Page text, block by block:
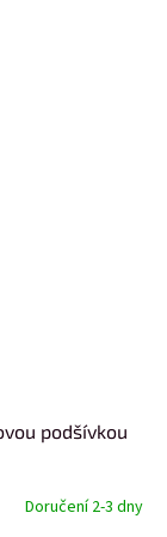
podšívkou
Doručení 2-3 dny